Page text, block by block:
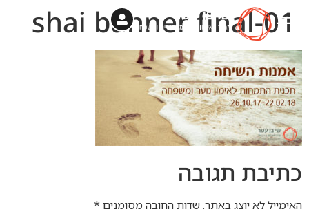
shai banner final-01
כתיבת תגובה
האימייל לא יוצג באתר.שדות החובה מסומנים *